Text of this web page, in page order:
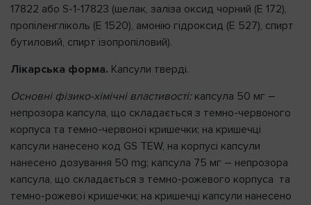
17822 або S-1-17823 (шелак, заліза оксид чорний (Е 172),
пропіленгліколь (Е 1520), амонію гідроксид (Е 527), спирт
бутиловий, спирт ізопропіловий).
Лікарська форма. Капсули тверді.
Основні фізико-хімічні властивості: капсула 50 мг –
непрозора капсула, що складається з темно-червоного
корпуса та темно-червоної кришечки; на кришечці
капсули нанесено код GS TEW, на корпусі капсули
нанесено дозування 50 mg; капсула 75 мг – непрозора
капсула, що складається з темно-рожевого корпуса та
темно-рожевої кришечки; на кришечці капсули нанесено